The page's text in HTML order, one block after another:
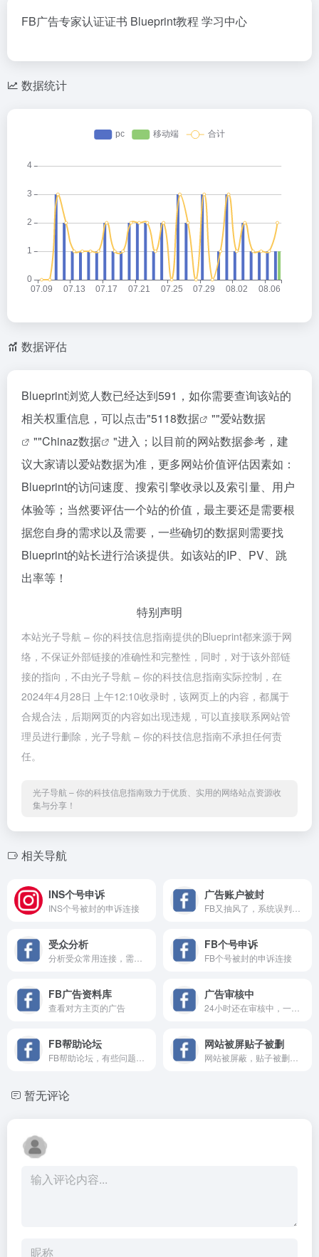
FB广告专家认证证书 Blueprint教程 学习中心
数据统计
数据评估
Blueprint浏览人数已经达到591，如你需要查询该站的
相关权重信息，可以点击"5118数据 ""爱站数据
""Chinaz数据
"进入；以目前的网站数据参考，建
议大家请以爱站数据为准，更多网站价值评估因素如：
Blueprint的访问速度、搜索引擎收录以及索引量、用户
体验等；当然要评估一个站的价值，最主要还是需要根
据您自身的需求以及需要，一些确切的数据则需要找
Blueprint的站长进行洽谈提供。如该站的IP、PV、跳
出率等！
特别声明
本站光子导航 – 你的科技信息指南提供的Blueprint都来源于网
络，不保证外部链接的准确性和完整性，同时，对于该外部链
接的指向，不由光子导航 – 你的科技信息指南实际控制，在
2024年4月28日 上午12:10收录时，该网页上的内容，都属于
合规合法，后期网页的内容如出现违规，可以直接联系网站管
理员进行删除，光子导航 – 你的科技信息指南不承担任何责
任。
光子导航 – 你的科技信息指南致力于优质、实用的网络站点资源收
集与分享！
相关导航
INS个号申诉
INS个号被封的申诉连接
广告账户被封
受众分析 FB个号申诉
FB个号被封的申诉连接
FB广告资料库
查看对方主页的广告
广告审核中
FB帮助论坛 网站被屏贴子被删
暂无评论